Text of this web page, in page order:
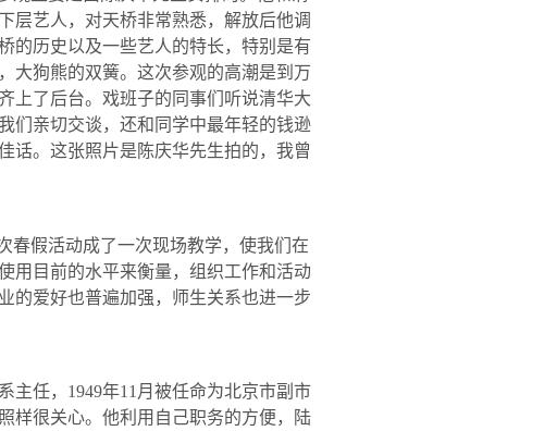
层艺人，对天桥非常熟悉，解放后他调
的历史以及一些艺人的特长，特别是有
大狗熊的双簧。这次参观的高潮是到万
上了后台。戏班子的同事们听说清华大
们亲切交谈，还和同学中最年轻的钱逊
话。这张照片是陈庆华先生拍的，我曾
春假活动成了一次现场教学，使我们在
用目前的水平来衡量，组织工作和活动
的爱好也普遍加强，师生关系也进一步
主任， 1949年11 月被任命为北京市副市
样很关心。他利用自己职务的方便，陆